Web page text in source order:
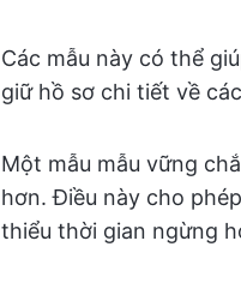
Các mẫu này có thể
giữ hồ sơ chi tiết về
Một mẫu mẫu vững
hơn. Điều này cho
thiểu thời gian ngừng